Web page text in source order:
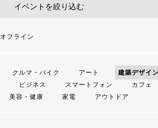
イベントを絞り込む
オフライン
クルマ・バイク アート 建築デザイン
ビジネス スマートフォン カフェ
美容・健康 家電 アウトドア